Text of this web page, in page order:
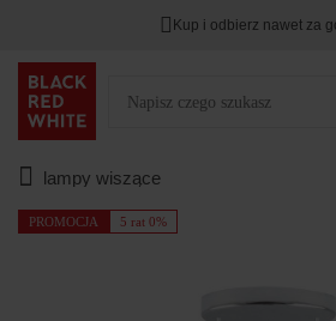
Kup i odbierz nawet za
lampy wiszące
PROMOCJA 5 rat 0%